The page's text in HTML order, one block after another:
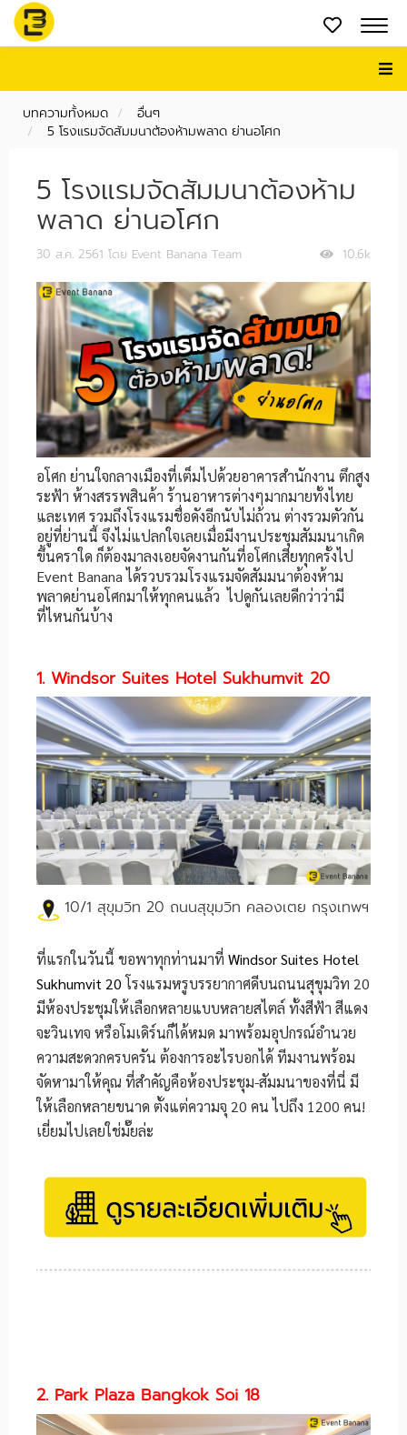
บทความทั้งหมด
อื่นๆ
5 โรงแรมจัดสัมมนาต้องห้ามพลาด ย่านอโศก
5 โรงแรมจัดสัมมนาต้องห้าม
พลาด ย่านอโศก
10.6k
30 ส.ค. 2561 โดย Event Banana Team
อโศก ย่านใจกลางเมืองที่เต็มไปด้วยอาคารสำนักงาน ตึกสูง
ระฟ้า ห้างสรรพสินค้า ร้านอาหารต่างๆมากมายทั้งไทย
และเทศ รวมถึงโรงแรมชื่อดังอีกนับไม่ถ้วน ต่างรวมตัวกัน
อยู่ที่ย่านนี้ จึงไม่แปลกใจเลยเมื่อมีงานประชุมสัมมนาเกิด
ขึ้นคราใด ก็ต้องมาลงเอยจัดงานกันที่อโศกเสียทุกครั้งไป
Event Banana ได้รวบรวมโรงแรมจัดสัมมนาต้องห้าม
พลาดย่านอโศกมาให้ทุกคนแล้ว ไปดูกันเลยดีกว่าว่ามี
ที่ไหนกันบ้าง
1. Windsor Suites Hotel Sukhumvit 20
10/1 สุขุมวิท 20 ถนนสุขุมวิท คลองเตย กรุงเทพฯ
ที่แรกในวันนี้ ขอพาทุกท่านมาที่ Windsor Suites Hotel
Sukhumvit 20 โรงแรมหรูบรรยากาศดีบนถนนสุขุมวิท 20
มีห้องประชุมให้เลือกหลายแบบหลายสไตล์ ทั้งสีฟ้า สีแดง
จะวินเทจ หรือโมเดิร์นก็ได้หมด มาพร้อมอุปกรณ์อำนวย
ความสะดวกครบครัน ต้องการอะไรบอกได้ ทีมงานพร้อม
จัดหามาให้คุณ ที่สำคัญคือห้องประชุม-สัมมนาของที่นี่ มี
ให้เลือกหลายขนาด ตั้งแต่ความจุ 20 คน ไปถึง 1200 คน!
เยี่ยมไปเลยใช่มั๊ยล่ะ
2. Park Plaza Bangkok Soi 18